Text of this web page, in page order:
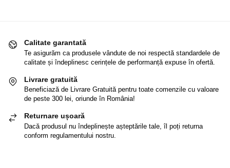
Calitate garantată
Te asigurăm ca produsele vândute de noi respectă standardele de
calitate și îndeplinesc cerințele de performanță expuse în ofertă.
Livrare gratuită
Beneficiază de Livrare Gratuită pentru toate comenzile cu valoare
de peste 300 lei, oriunde în România!
Returnare ușoară
Dacă produsul nu îndeplinește așteptările tale, îl poți returna
conform regulamentului nostru.